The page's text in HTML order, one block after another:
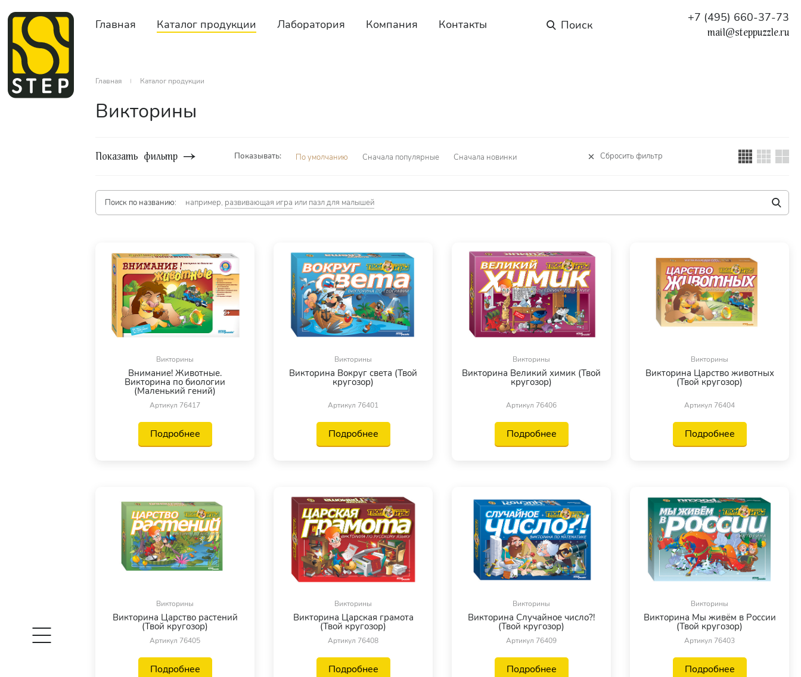
Главная Каталог продукции Лаборатория Компания Контакты +7 (495) 660-37-73
mail@steppuzzle.ru
Главная Каталог продукции
Викторины
Показывать: По умолчанию Сначала популярные Сначала новинки Сбросить фильтр
Показать фильтр
Поиск по названию: например, развивающая игра или пазл для малышей
Викторины
Внимание! Животные.
Викторина по биологии
(Маленький гений)
Артикул 76417
Подробнее
Викторины
Викторина Вокруг света (Твой
кругозор)
Артикул 76401
Подробнее
Викторины
Викторина Великий химик (Твой
кругозор)
Артикул 76406
Подробнее
Викторины
Викторина Царство животных
(Твой кругозор)
Артикул 76404
Подробнее
Викторины
Викторина Царство растений
(Твой кругозор)
Артикул 76405
Подробнее
Викторины
Викторина Царская грамота
(Твой кругозор)
Артикул 76408
Подробнее
Викторины
Викторина Случайное число?!
(Твой кругозор)
Артикул 76409
Подробнее
Викторины
Викторина Мы живём в России
(Твой кругозор)
Артикул 76403
Подробнее
игроков
Возраст
Сбросить фильтр